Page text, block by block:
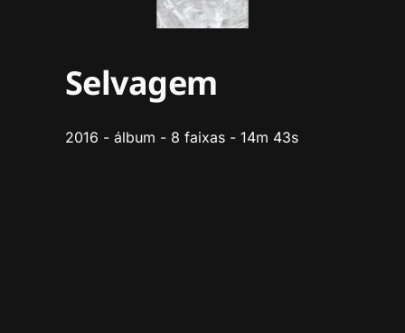
Selvagem
2016 - álbum - 8 faixas - 14m 43s